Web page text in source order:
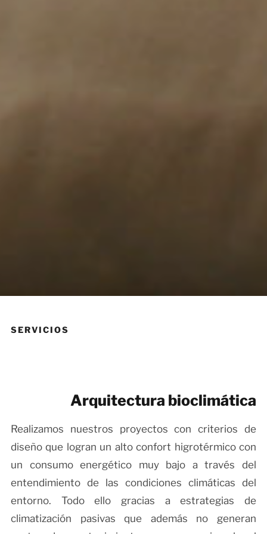
SERVICIOS
Arquitectura bioclimática
Realizamos nuestros proyectos con criterios de
diseño que logran un alto confort higrotérmico con
un consumo energético muy bajo a través del
entendimiento de las condiciones climáticas del
entorno. Todo ello gracias a estrategias de
climatización pasivas que además no generan